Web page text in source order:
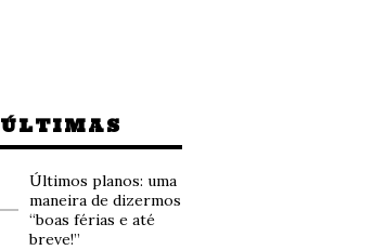
ÚLTIMAS
Últimos planos: uma
maneira de dizermos
“boas férias e até
breve!”